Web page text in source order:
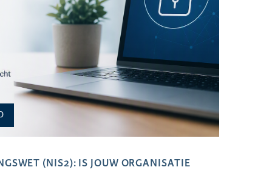
(NIS2): IS JOUW ORGANISATIE